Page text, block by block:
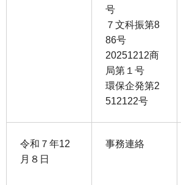
号
７文科振第8
86号
20251212商
局第１号
環保企発第2
512122号
令和７年12
月８日
事務連絡